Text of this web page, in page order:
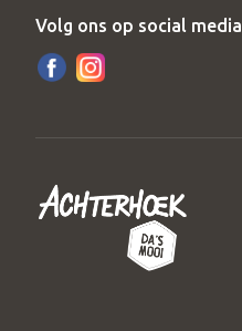
Volg ons op social media